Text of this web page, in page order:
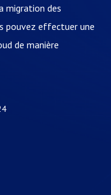
des
pouvez effectuer une
de manière